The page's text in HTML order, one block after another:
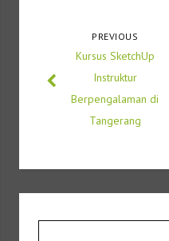
PREVIOUS
Kursus SketchUp
Instruktur
Berpengalaman di
Tangerang
untuk: